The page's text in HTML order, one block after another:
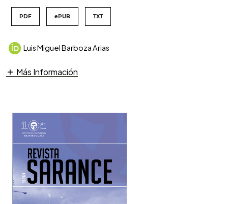
PDF ePUB TXT
Luis Miguel Barboza Arias
Más Información